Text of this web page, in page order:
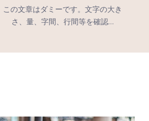
この文章はダミーです。文字の大き
さ、量、字間、行間等を確認…